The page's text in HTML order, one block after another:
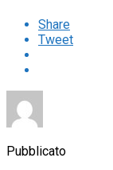
Share
Tweet
Pubblicato